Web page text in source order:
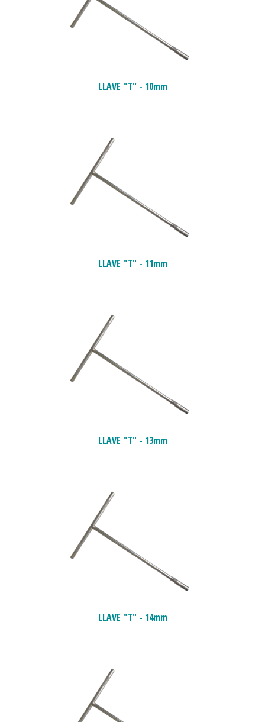
LLAVE "T" - 10mm
LLAVE "T" - 11mm
LLAVE "T" - 13mm
LLAVE "T" - 14mm